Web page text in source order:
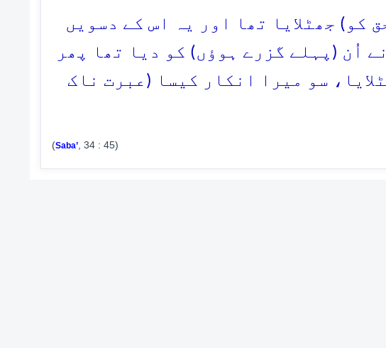
کو) جھٹلایا تھا اور یہ اس کے دسویں
اُن (پہلے گزرے ہوؤں) کو دیا تھا پھر
سو میرا انکار کیسا (عبرت ناک
(Saba’, 34 : 45)